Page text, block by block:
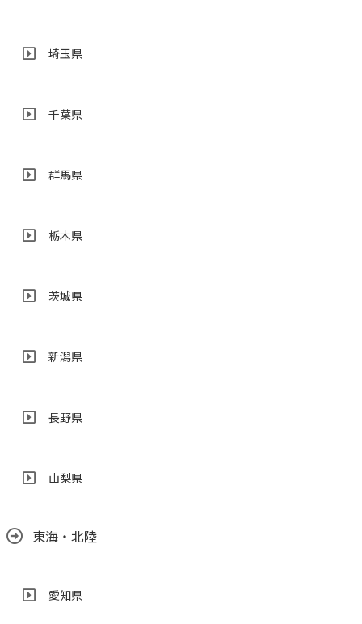
埼玉県
千葉県
群馬県
栃木県
茨城県
新潟県
長野県
山梨県
東海・北陸
愛知県